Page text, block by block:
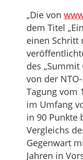
„Die von
dem Titel
einen Schritt
des
von der
Tagung vom
im Umfang
in 90 Punkte
Vergleichs
Gegenwart
Jahren in